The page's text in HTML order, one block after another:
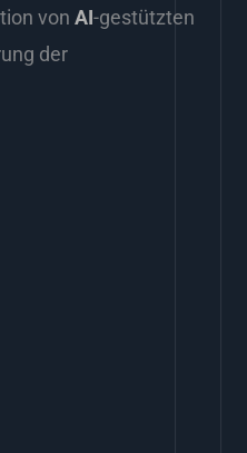
von AI-gestützten
der